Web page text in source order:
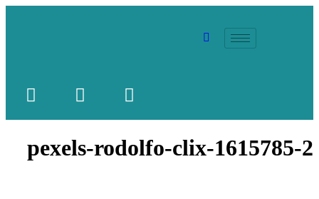
pexels-rodolfo-clix-1615785-2